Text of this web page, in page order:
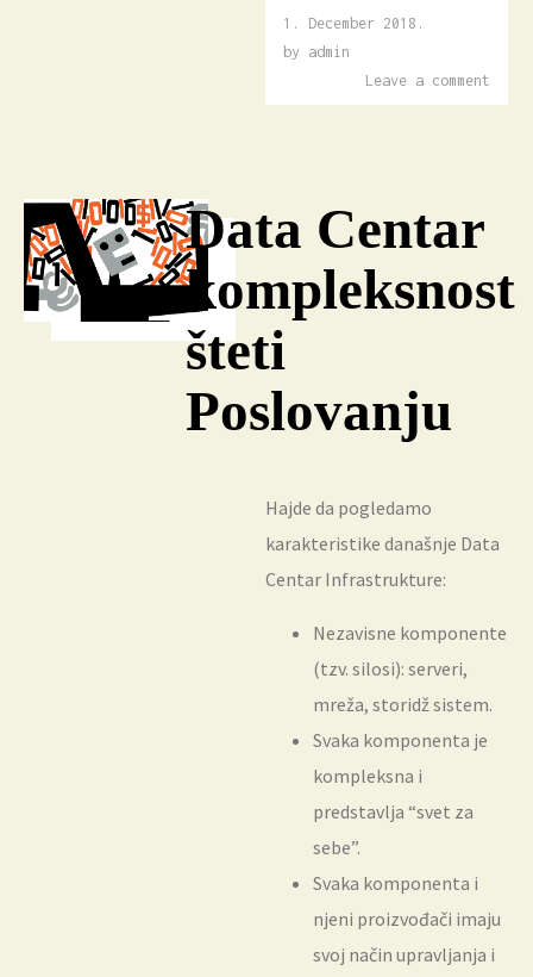
1. December 2018.
by admin
Leave a comment
Data Centar
kompleksnost
šteti
Poslovanju
Hajde da pogledamo
karakteristike današnje Data
Centar Infrastrukture:
Nezavisne komponente
(tzv. silosi): serveri,
mreža, storidž sistem.
Svaka komponenta je
kompleksna i
predstavlja “svet za
sebe”.
Svaka komponenta i
njeni proizvođači imaju
svoj način upravljanja i